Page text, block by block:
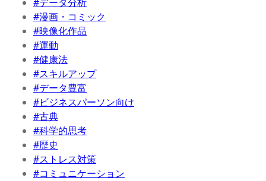
#漫画・コミック
#映像化作品
#運動
#健康法
#スキルアップ
#データ豊富
#ビジネスパーソン向け
#古典
#科学的思考
#歴史
#ストレス対策
#コミュニケーション